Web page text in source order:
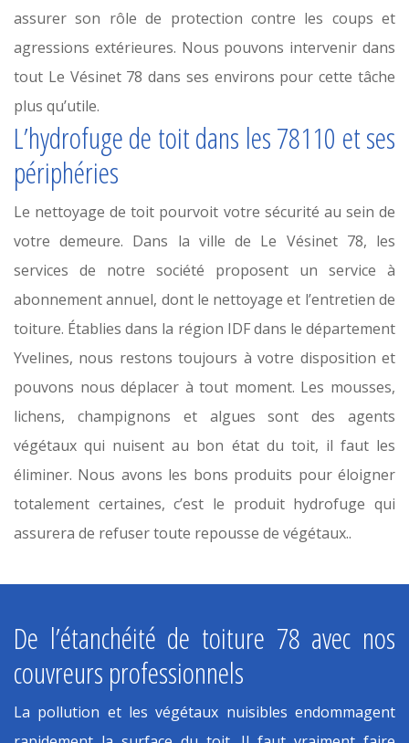
assurer son rôle de protection contre les coups et
agressions extérieures. Nous pouvons intervenir dans
tout Le Vésinet 78 dans ses environs pour cette tâche
plus qu’utile.
L’hydrofuge de toit dans les 78110 et ses
périphéries
Le nettoyage de toit pourvoit votre sécurité au sein de
votre demeure. Dans la ville de Le Vésinet 78, les
services de notre société proposent un service à
abonnement annuel, dont le nettoyage et l’entretien de
toiture. Établies dans la région IDF dans le département
Yvelines, nous restons toujours à votre disposition et
pouvons nous déplacer à tout moment. Les mousses,
lichens, champignons et algues sont des agents
végétaux qui nuisent au bon état du toit, il faut les
éliminer. Nous avons les bons produits pour éloigner
totalement certaines, c’est le produit hydrofuge qui
assurera de refuser toute repousse de végétaux..
De l’étanchéité de toiture 78 avec nos
couvreurs professionnels
La pollution et les végétaux nuisibles endommagent